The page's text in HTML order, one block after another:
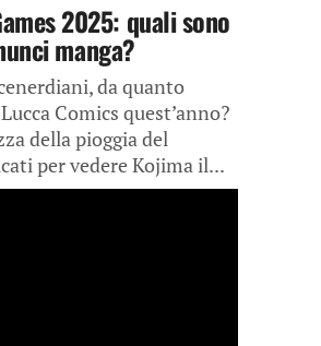
2025: quali sono
manga?
da quanto
Comics quest’anno?
della pioggia del
per vedere Kojima il...